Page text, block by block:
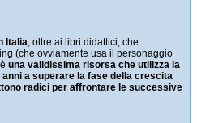
Italia, oltre ai libri didattici, che
(che ovviamente usa il personaggio
una validissima risorsa che utilizza la
a superare la fase della crescita
radici per affrontare le successive